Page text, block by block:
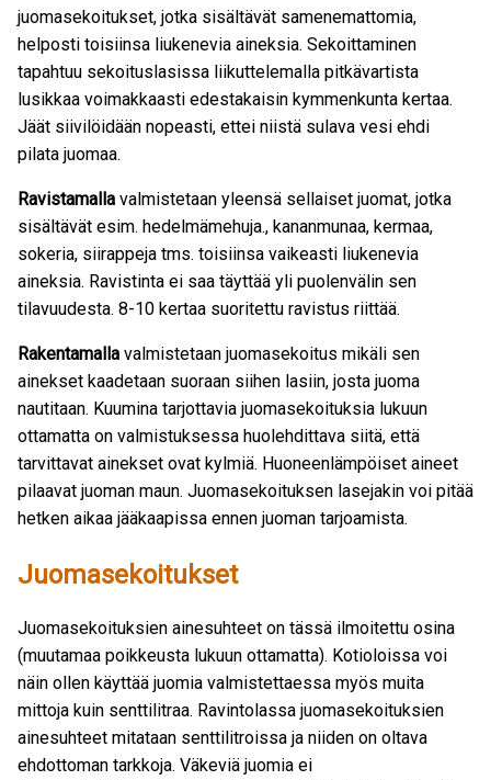
juomasekoitukset, jotka sisältävät samenemattomia,
helposti toisiinsa liukenevia aineksia. Sekoittaminen
tapahtuu sekoituslasissa liikuttelemalla pitkävartista
lusikkaa voimakkaasti edestakaisin kymmenkunta kertaa.
Jäät siivilöidään nopeasti, ettei niistä sulava vesi ehdi
pilata juomaa.
Ravistamalla valmistetaan yleensä sellaiset juomat, jotka
sisältävät esim. hedelmämehuja., kananmunaa, kermaa,
sokeria, siirappeja tms. toisiinsa vaikeasti liukenevia
aineksia. Ravistinta ei saa täyttää yli puolenvälin sen
tilavuudesta. 8-10 kertaa suoritettu ravistus riittää.
Rakentamalla valmistetaan juomasekoitus mikäli sen
ainekset kaadetaan suoraan siihen lasiin, josta juoma
nautitaan. Kuumina tarjottavia juomasekoituksia lukuun
ottamatta on valmistuksessa huolehdittava siitä, että
tarvittavat ainekset ovat kylmiä. Huoneenlämpöiset aineet
pilaavat juoman maun. Juomasekoituksen lasejakin voi pitää
hetken aikaa jääkaapissa ennen juoman tarjoamista.
Juomasekoitukset
Juomasekoituksien ainesuhteet on tässä ilmoitettu osina
(muutamaa poikkeusta lukuun ottamatta). Kotioloissa voi
näin ollen käyttää juomia valmistettaessa myös muita
mittoja kuin senttilitraa. Ravintolassa juomasekoituksien
ainesuhteet mitataan senttilitroissa ja niiden on oltava
ehdottoman tarkkoja. Väkeviä juomia ei